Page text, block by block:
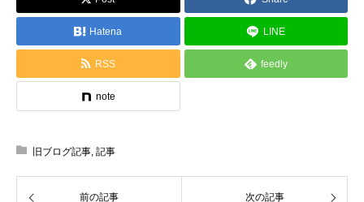
Hatena LINE
RSS feedly
note
旧ブログ記事 記事
前の記事 次の記事